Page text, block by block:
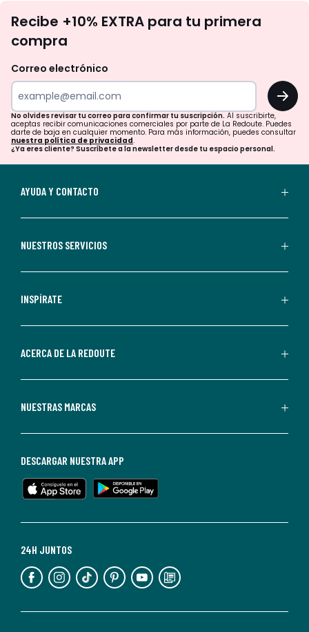
te
tu
para
confirmar
tu
suscripción.
aceptas
comerciales
personalizadas
parte
Redoute.
de
en
cualquier
Para
información,
puedes
nuestra
Recibe +10% EXTRA para tu primera
compra
Correo electrónico
OK
No olvides revisar tu correo para confirmar tu suscripción. Al suscribirte,
aceptas recibir comunicaciones comerciales por parte de La Redoute. Puedes
darte de baja en cualquier momento. Para más información, puedes consultar
nuestra política de privacidad.
¿Ya eres cliente? Suscríbete a la newsletter desde tu espacio personal.
AYUDA Y CONTACTO
NUESTROS SERVICIOS
INSPÍRATE
ACERCA DE LA REDOUTE
NUESTRAS MARCAS
24H JUNTOS
DESCARGAR NUESTRA APP